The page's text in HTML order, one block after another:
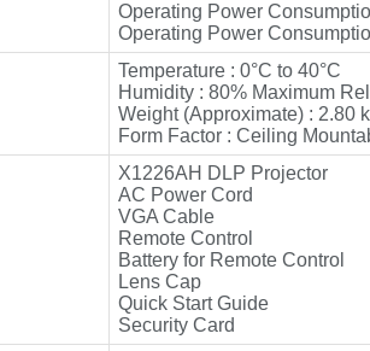
Operating Power
Operating Power
Temperature : 0°C to 40°C
Humidity : 80% Maximum
Weight (Approximate) : 2.80
Form Factor : Ceiling
X1226AH DLP Projector
AC Power Cord
VGA Cable
Remote Control
Battery for Remote Control
Lens Cap
Quick Start Guide
Security Card